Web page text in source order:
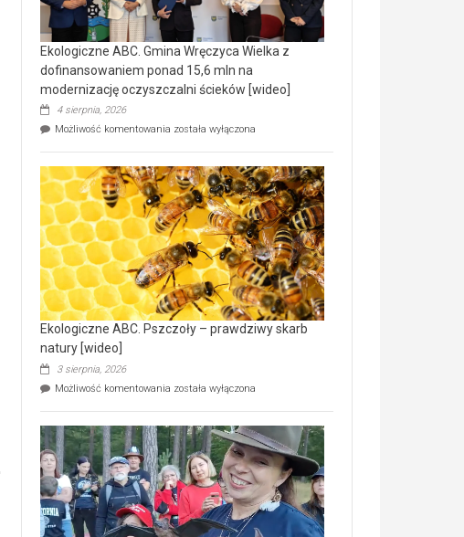
Ekologiczne ABC. Gmina Wręczyca Wielka z
dofinansowaniem ponad 15,6 mln na
modernizację oczyszczalni ścieków [wideo]
4 sierpnia, 2026
Możliwość komentowania Ekologiczne
Wręczyca
Wielka
z
dofinansowaniem
ponad
15,6
mln
na
modernizację
oczyszczalni
ścieków
[wideo]
została wyłączona
Ekologiczne ABC. Pszczoły – prawdziwy skarb
natury [wideo]
3 sierpnia, 2026
Możliwość komentowania Ekologiczne
–
prawdziwy
skarb
natury
[wideo]
została wyłączona